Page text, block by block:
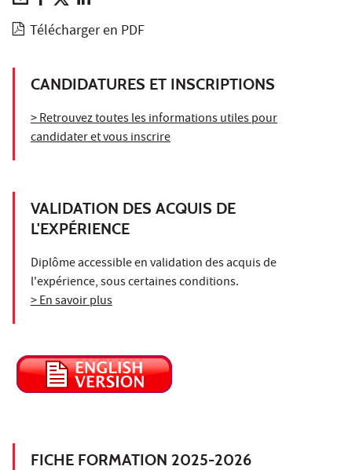
Télécharger en PDF
CANDIDATURES ET INSCRIPTIONS
> Retrouvez toutes les informations utiles pour
candidater et vous inscrire
VALIDATION DES ACQUIS DE
L'EXPÉRIENCE
Diplôme accessible en validation des acquis de
l'expérience, sous certaines conditions.
> En savoir plus
FICHE FORMATION 2025-2026